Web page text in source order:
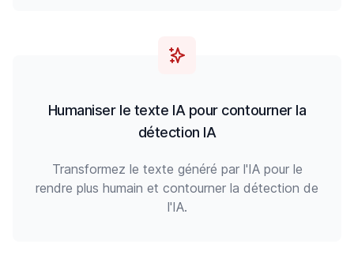
Humaniser le texte IA pour contourner la
détection IA
Transformez le texte généré par l'IA pour le
rendre plus humain et contourner la détection de
l'IA.